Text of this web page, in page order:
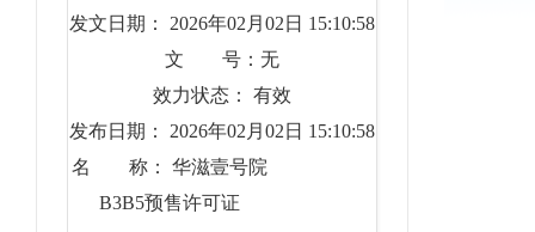
发文日期： 2026年02月02日 15:10:58
文 号：无
效力状态： 有效
发布日期： 2026年02月02日 15:10:58
名 称： 华滋壹号院
B3B5预售许可证